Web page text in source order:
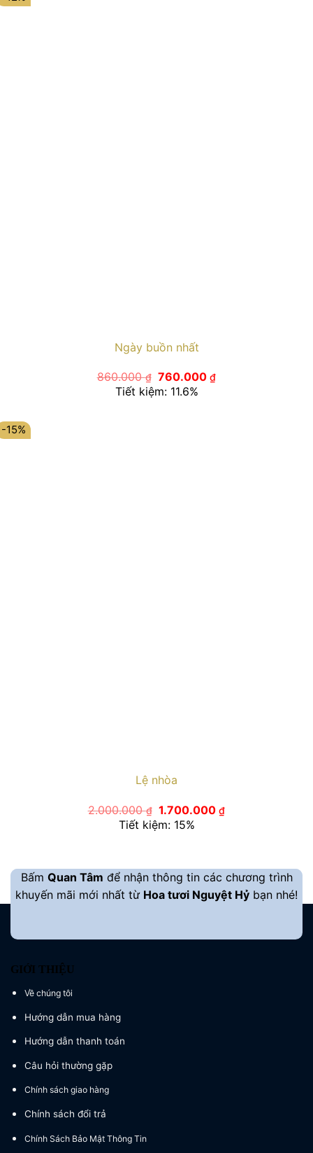
Ngày buồn nhất
860.000₫ Giá
gốc
là:
760.000₫Giá
Tiết kiệm: 11.6%
-15%
Lệ nhòa
2.000.000₫ Giá
gốc
là:
1.700.000₫Giá
Tiết kiệm: 15%
Bấm Quan Tâm để nhận thông tin các chương trình
khuyến mãi mới nhất từ Hoa tươi Nguyệt Hỷ bạn nhé!
GIỚI THIỆU
Về chúng tôi
Hướng dẫn mua hàng
Hướng dẫn thanh toán
Câu hỏi thường gặp
Chính sách giao hàng
Chính sách đổi trả
Chính Sách Bảo Mật Thông Tin